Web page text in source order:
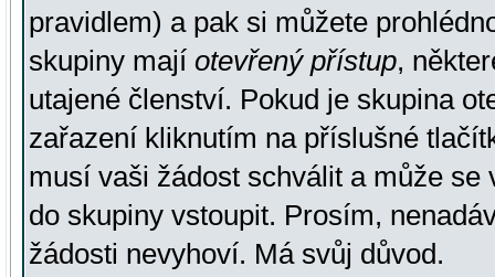
pravidlem) a pak si můžete
skupiny mají otevřený přístup,
utajené členství. Pokud je skupina
zařazení kliknutím na příslušné
musí vaši žádost schválit a může se
do skupiny vstoupit. Prosím,
žádosti nevyhoví. Má svůj důvod.